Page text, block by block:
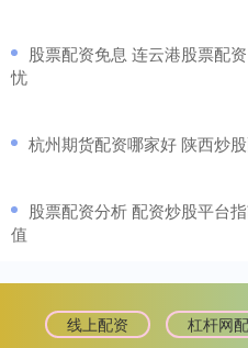
股票配资免息 连云港股票配
忧
杭州期货配资哪家好 陕西炒
股票配资分析 配资炒股平台
值
线上配资 杠杆网